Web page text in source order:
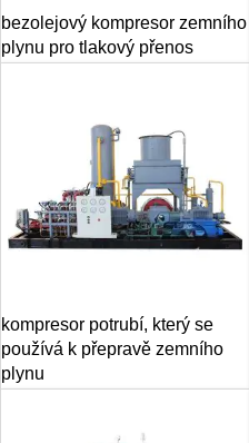
bezolejový kompresor zemního
plynu pro tlakový přenos
kompresor potrubí, který se
používá k přepravě zemního
plynu